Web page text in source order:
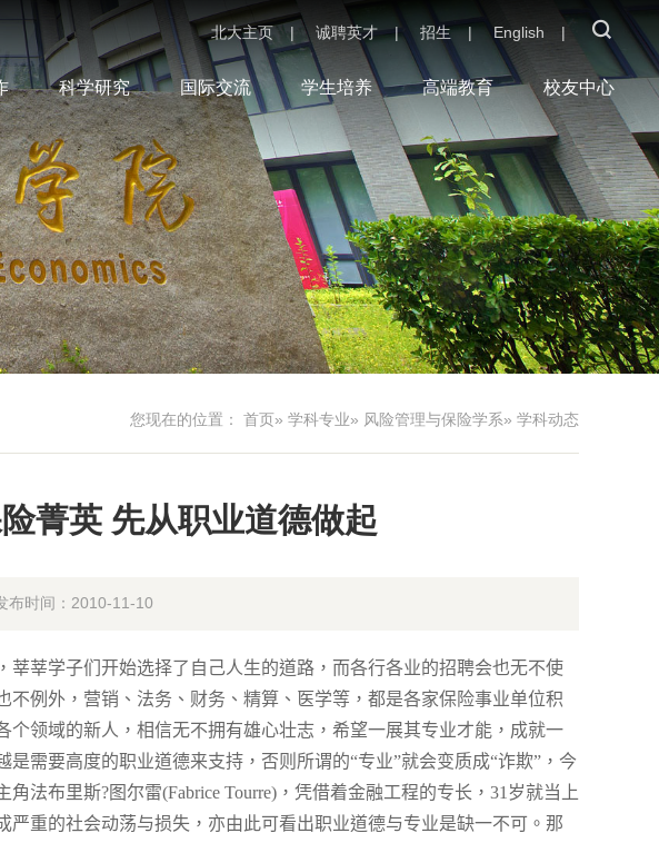
北大主页 | 诚聘英才 | 招生 | English |
科学研究 国际交流 学生培养 高端教育 校友中心
您现在的位置： 首页» 学科专业» 风险管理与保险学系» 学科动态
菁英 先从职业道德做起
布时间：2010-11-10
莘学子们开始选择了自己人生的道路，而各行各业的招聘会也无不使
例外，营销、法务、财务、精算、医学等，都是各家保险事业单位积
领域的新人，相信无不拥有雄心壮志，希望一展其专业才能，成就一
是需要高度的职业道德来支持，否则所谓的“专业”就会变质成“诈欺”，今
角法布里斯?图尔雷(Fabrice Tourre) ，凭借着金融工程的专长， 31 岁就当上
重的社会动荡与损失，亦由此可看出职业道德与专业是缺一不可。那